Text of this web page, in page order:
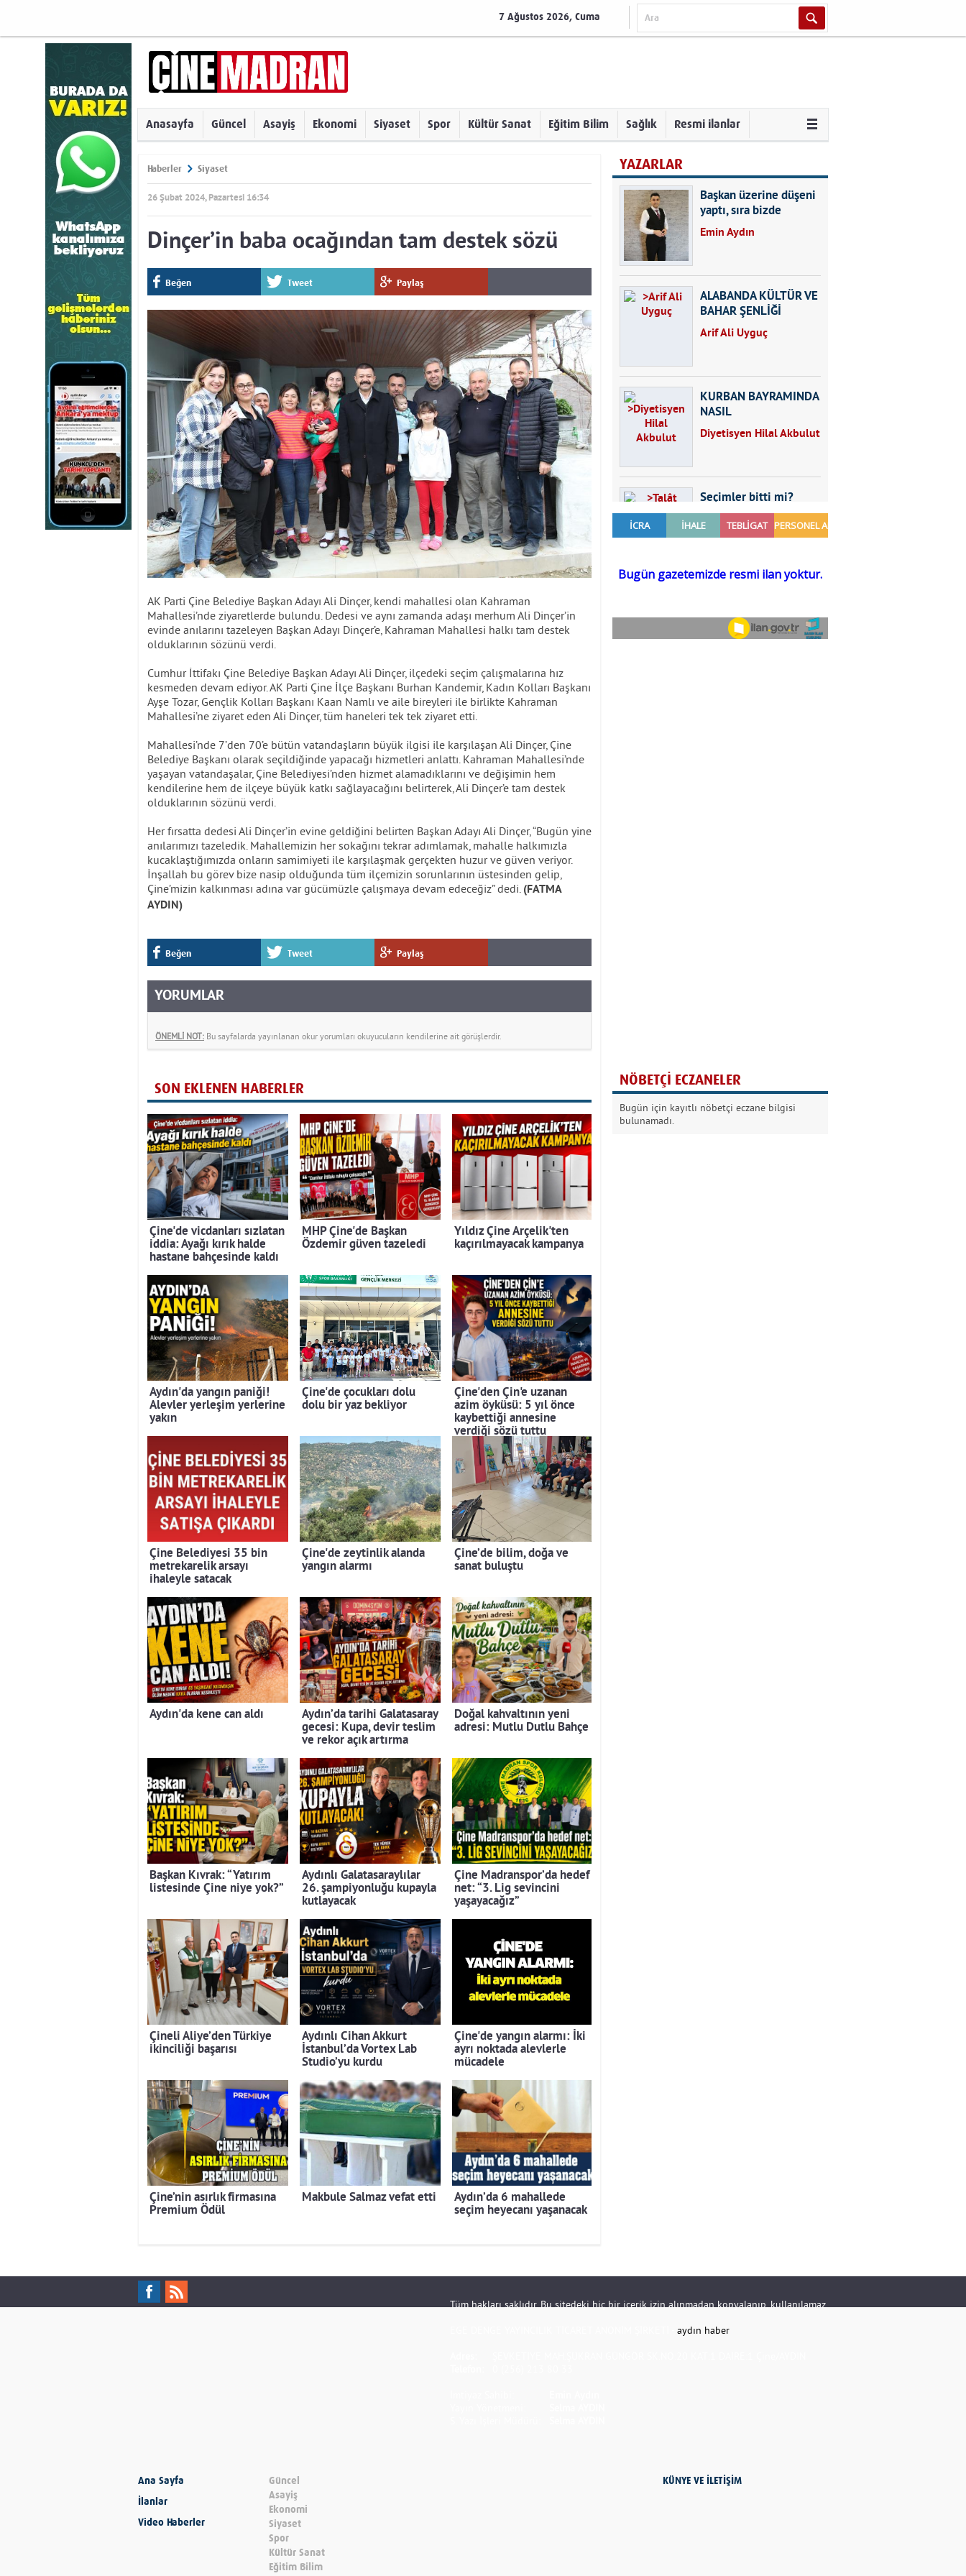
7 Ağustos 2026, Cuma
Anasayfa Güncel Asayiş Ekonomi Siyaset Spor Kültür Sanat Eğitim Bilim Sağlık Resmi ilanlar
Haberler Siyaset
26 Şubat 2024, Pazartesi 16:34
Dinçer’in baba ocağından tam destek sözü
Beğen Tweet Paylaş
AK Parti Çine Belediye Başkan Adayı Ali Dinçer, kendi mahallesi olan Kahraman
Mahallesi’nde ziyaretlerde bulundu. Dedesi ve aynı zamanda adaşı merhum Ali Dinçer’in
evinde anılarını tazeleyen Başkan Adayı Dinçer’e, Kahraman Mahallesi halkı tam destek
olduklarının sözünü verdi.
Cumhur İttifakı Çine Belediye Başkan Adayı Ali Dinçer, ilçedeki seçim çalışmalarına hız
kesmeden devam ediyor. AK Parti Çine İlçe Başkanı Burhan Kandemir, Kadın Kolları Başkanı
Ayşe Tozar, Gençlik Kolları Başkanı Kaan Namlı ve aile bireyleri ile birlikte Kahraman
Mahallesi’ne ziyaret eden Ali Dinçer, tüm haneleri tek tek ziyaret etti.
Mahallesi’nde 7’den 70’e bütün vatandaşların büyük ilgisi ile karşılaşan Ali Dinçer, Çine
Belediye Başkanı olarak seçildiğinde yapacağı hizmetleri anlattı. Kahraman Mahallesi’nde
yaşayan vatandaşalar, Çine Belediyesi’nden hizmet alamadıklarını ve değişimin hem
kendilerine hem de ilçeye büyük katkı sağlayacağını belirterek, Ali Dinçer’e tam destek
olduklarının sözünü verdi.
Her fırsatta dedesi Ali Dinçer’in evine geldiğini belirten Başkan Adayı Ali Dinçer, “Bugün yine
anılarımızı tazeledik. Mahallemizin her sokağını tekrar adımlamak, mahalle halkımızla
kucaklaştığımızda onların samimiyeti ile karşılaşmak gerçekten huzur ve güven veriyor.
İnşallah bu görev bize nasip olduğunda tüm ilçemizin sorunlarının üstesinden gelip,
Çine’mizin kalkınması adına var gücümüzle çalışmaya devam edeceğiz” dedi. (FATMA
AYDIN)
Beğen Tweet Paylaş
YORUMLAR
ÖNEMLİ NOT: Bu sayfalarda yayınlanan okur yorumları okuyucuların kendilerine ait görüşlerdir.
SON EKLENEN HABERLER
Çine'de vicdanları sızlatan
iddia: Ayağı kırık halde
hastane bahçesinde kaldı
MHP Çine'de Başkan
Özdemir güven tazeledi
Yıldız Çine Arçelik'ten
kaçırılmayacak kampanya
Aydın'da yangın paniği!
Alevler yerleşim yerlerine
yakın
Çine'de çocukları dolu
dolu bir yaz bekliyor
Çine'den Çin'e uzanan
azim öyküsü: 5 yıl önce
kaybettiği annesine
verdiği sözü tuttu
Çine Belediyesi 35 bin
metrekarelik arsayı
ihaleyle satacak
Çine'de zeytinlik alanda
yangın alarmı
Çine’de bilim, doğa ve
sanat buluştu
Aydın'da kene can aldı
Aydın’da tarihi Galatasaray
gecesi: Kupa, devir teslim
ve rekor açık artırma
Doğal kahvaltının yeni
adresi: Mutlu Dutlu Bahçe
Başkan Kıvrak: “Yatırım
listesinde Çine niye yok?”
Aydınlı Galatasaraylılar
26. şampiyonluğu kupayla
kutlayacak
Çine Madranspor’da hedef
net: “3. Lig sevincini
yaşayacağız”
Çineli Aliye’den Türkiye
ikinciliği başarısı
Aydınlı Cihan Akkurt
İstanbul’da Vortex Lab
Studio’yu kurdu
Çine'de yangın alarmı: İki
ayrı noktada alevlerle
mücadele
Çine’nin asırlık firmasına
Premium Ödül
Makbule Salmaz vefat etti
Aydın’da 6 mahallede
seçim heyecanı yaşanacak
YAZARLAR
Başkan üzerine düşeni
yaptı, sıra bizde
Emin Aydın
ALABANDA KÜLTÜR VE
BAHAR ŞENLİĞİ
Arif Ali Uyguç
KURBAN BAYRAMINDA
NASIL
BESLENMELİYİZ?
Diyetisyen Hilal Akbulut
Seçimler bitti mi?
Talât Yörük
Sezgin MADRAN
Kurban Bayramında
Dikkat!
NÖBETÇİ ECZANELER
Bugün için kayıtlı nöbetçi eczane bilgisi
bulunamadı.
Tüm hakları saklıdır. Bu sitedeki hiç bir içerik izin alınmadan kopyalanıp, kullanılamaz.
aydın haber
Ana Sayfa
İlanlar
Video Haberler
Güncel
Asayiş
Ekonomi
Siyaset
Spor
Kültür Sanat
Eğitim Bilim
KÜNYE VE İLETİŞİM